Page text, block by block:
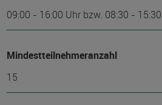
09:00 - 16:00 Uhr bzw. 08:30 -
Mindest­teilnehmer­anzahl
15